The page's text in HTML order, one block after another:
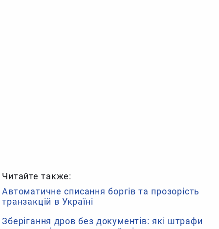
Читайте также:
Автоматичне списання боргів та прозорість
транзакцій в Україні
Зберігання дров без документів: які штрафи